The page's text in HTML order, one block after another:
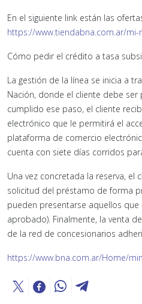
En el siguiente link están las
https://www.tiendabna.com.ar/
Cómo pedir el crédito a tasa
La gestión de la línea se inicia a
Nación, donde el cliente debe ser
cumplido ese paso, el cliente
electrónico que le permitirá el
plataforma de comercio
cuenta con siete días corridos
Una vez concretada la reserva, el
solicitud del préstamo de forma
pueden presentarse aquellos
aprobado). Finalmente, la venta
de la red de concesionarios
https://www.bna.com.ar/Home/